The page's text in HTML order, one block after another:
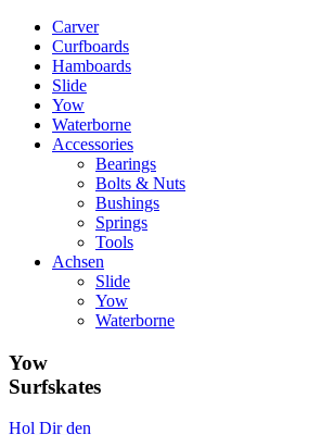
Carver
Curfboards
Hamboards
Slide
Yow
Waterborne
Accessories
Bearings
Bolts & Nuts
Bushings
Springs
Tools
Achsen
Slide
Yow
Waterborne
Yow
Surfskates
Hol Dir den